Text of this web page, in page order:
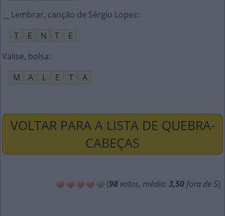
__ Lembrar, canção de Sérgio Lopes:
T
E N T
E
Valise, bolsa:
M
A L E T A
VOLTAR PARA A LISTA DE QUEBRA-
CABEÇAS
(98 votos, média: 3,50 fora de 5)